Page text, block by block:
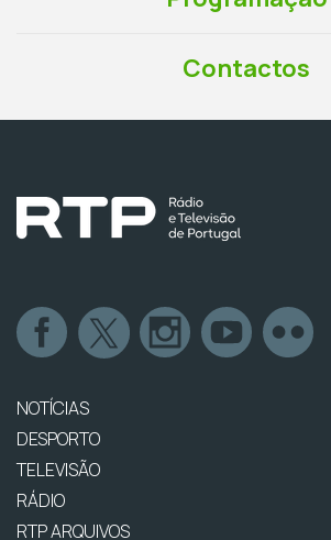
Contactos
NOTÍCIAS
DESPORTO
TELEVISÃO
RÁDIO
RTP ARQUIVOS